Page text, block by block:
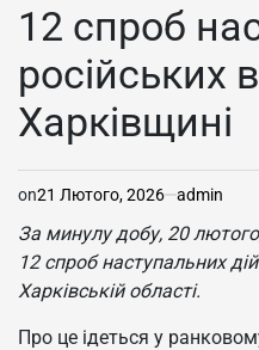
12 спроб
російських
Харківщині
on21 Лютого, 2026 admin
За минулу добу, 20
12 спроб наступальних
Харківській області.
Про це ідеться у